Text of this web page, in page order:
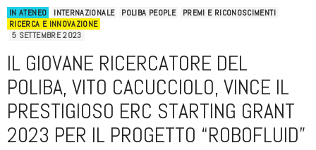
IN ATENEO INTERNAZIONALE POLIBA PEOPLE
PREMI E RICONOSCIMENTI
RICERCA E INNOVAZIONE
5 SETTEMBRE 2023
IL GIOVANE RICERCATORE DEL
POLIBA, VITO CACUCCIOLO, VINCE IL
PRESTIGIOSO ERC STARTING GRANT
2023 PER IL PROGETTO “ROBOFLUID”